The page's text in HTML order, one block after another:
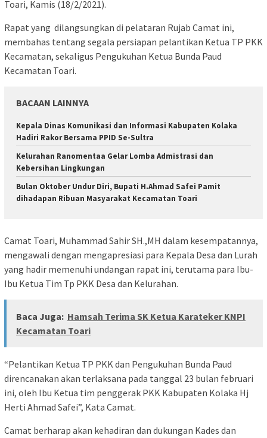
Toari, Kamis (18/2/2021).
Rapat yang dilangsungkan di pelataran Rujab Camat ini,
membahas tentang segala persiapan pelantikan Ketua TP PKK
Kecamatan, sekaligus Pengukuhan Ketua Bunda Paud
Kecamatan Toari.
BACAAN LAINNYA
Kepala Dinas Komunikasi dan Informasi Kabupaten Kolaka
Hadiri Rakor Bersama PPID Se-Sultra
Kelurahan Ranomentaa Gelar Lomba Admistrasi dan
Kebersihan Lingkungan
Bulan Oktober Undur Diri, Bupati H.Ahmad Safei Pamit
dihadapan Ribuan Masyarakat Kecamatan Toari
Camat Toari, Muhammad Sahir SH.,MH dalam kesempatannya,
mengawali dengan mengapresiasi para Kepala Desa dan Lurah
yang hadir memenuhi undangan rapat ini, terutama para Ibu-
Ibu Ketua Tim Tp PKK Desa dan Kelurahan.
Baca Juga: Hamsah Terima SK Ketua Karateker KNPI
Kecamatan Toari
“Pelantikan Ketua TP PKK dan Pengukuhan Bunda Paud
direncanakan akan terlaksana pada tanggal 23 bulan februari
ini, oleh Ibu Ketua tim penggerak PKK Kabupaten Kolaka Hj
Herti Ahmad Safei”, Kata Camat.
Camat berharap akan kehadiran dan dukungan Kades dan